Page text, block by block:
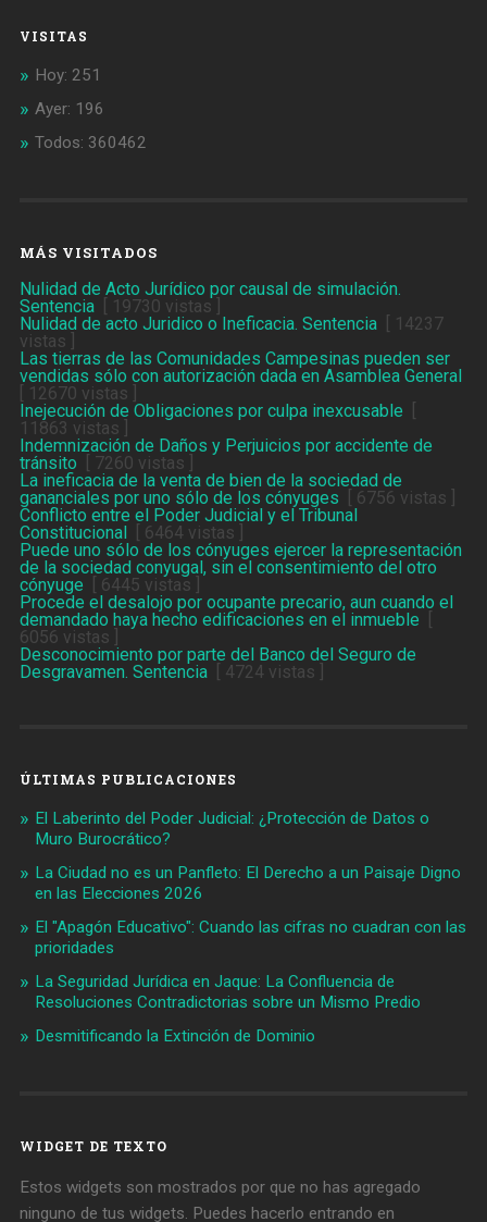
VISITAS
Hoy: 251
Ayer: 196
Todos: 360462
MÁS VISITADOS
Nulidad de Acto Jurídico por causal de simulación.
Sentencia[ 19730 vistas ]
Nulidad de acto Juridico o Ineficacia. Sentencia[ 14237
vistas ]
Las tierras de las Comunidades Campesinas pueden ser
vendidas sólo con autorización dada en Asamblea General
[ 12670 vistas ]
Inejecución de Obligaciones por culpa inexcusable
11863 vistas ]
Indemnización de Daños y Perjuicios por accidente de
tránsito [ 7260 vistas ]
La ineficacia de la venta de bien de la sociedad de
gananciales por uno sólo de los cónyuges [ 6756 vistas ]
Conflicto entre el Poder Judicial y el Tribunal
Constitucional [ 6464 vistas ]
Puede uno sólo de los cónyuges ejercer la representación
de la sociedad conyugal, sin el consentimiento del otro
cónyuge [ 6445 vistas ]
Procede el desalojo por ocupante precario, aun cuando el
demandado haya hecho edificaciones en el inmueble
6056 vistas ]
Desconocimiento por parte del Banco del Seguro de
Desgravamen. Sentencia[ 4724 vistas ]
ÚLTIMAS PUBLICACIONES
El Laberinto del Poder Judicial: ¿Protección de Datos o
Muro Burocrático?
La Ciudad no es un Panfleto: El Derecho a un Paisaje Digno
en las Elecciones 2026
El "Apagón Educativo": Cuando las cifras no cuadran con las
prioridades
La Seguridad Jurídica en Jaque: La Confluencia de
Resoluciones Contradictorias sobre un Mismo Predio
Desmitificando la Extinción de Dominio
WIDGET DE TEXTO
Estos widgets son mostrados por que no has agregado
ninguno de tus widgets. Puedes hacerlo entrando en